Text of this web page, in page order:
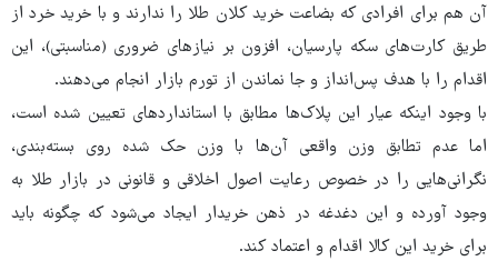
آن‌ هم برای افرادی که بضاعت خرید کلان طلا را ندارند و با خرید خرد از
طریق کارت‌های سکه پارسیان، افزون ‌بر نیازهای ضروری (مناسبتی)، این
اقدام را با هدف پس‌انداز و جا نماندن از تورم بازار انجام می‌دهند.
با وجود اینکه عیار این پلاک‌ها مطابق با استانداردهای تعیین شده است،
اما عدم تطابق وزن واقعی آن‌ها با وزن حک شده روی بسته‌بندی،
نگرانی‌هایی را در خصوص رعایت اصول اخلاقی و قانونی در بازار طلا به
‌وجود ‌آورده و این دغدغه در ذهن خریدار ایجاد می‌شود که چگونه باید
برای خرید این کالا اقدام و اعتماد کند.